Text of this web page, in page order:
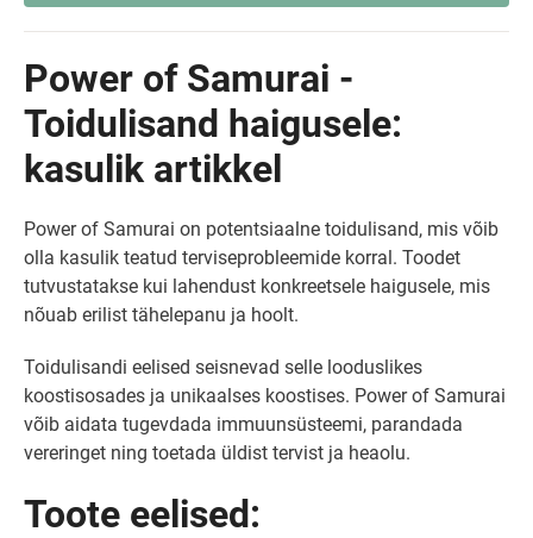
Power of Samurai -
Toidulisand haigusele:
kasulik artikkel
Power of Samurai on potentsiaalne toidulisand, mis võib
olla kasulik teatud terviseprobleemide korral. Toodet
tutvustatakse kui lahendust konkreetsele haigusele, mis
nõuab erilist tähelepanu ja hoolt.
Toidulisandi eelised seisnevad selle looduslikes
koostisosades ja unikaalses koostises. Power of Samurai
võib aidata tugevdada immuunsüsteemi, parandada
vereringet ning toetada üldist tervist ja heaolu.
Toote eelised: